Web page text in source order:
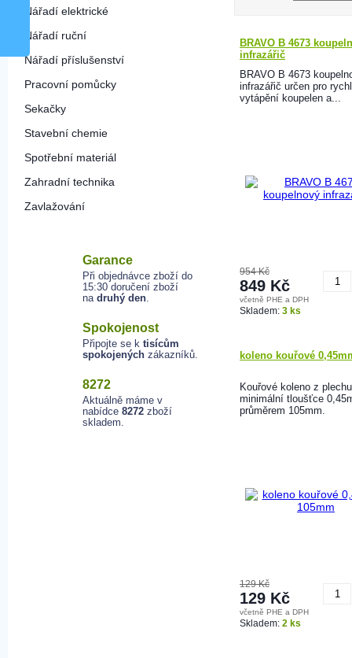
Nářadí elektrické
Nářadí ruční
Nářadí příslušenství
Pracovní pomůcky
Sekačky
Stavební chemie
Spotřební materiál
Zahradní technika
Zavlažování
Garance
Při objednávce zboží do
15:30 doručení zboží
na druhý den.
Spokojenost
Připojte se k tisícům
spokojených zákazníků.
8272
Aktuálně máme v
nabídce 8272 zboží
skladem.
BRAVO B 4673
infrazářič
BRAVO B 4673
infrazářič určen pro
vytápění koupelen a...
954 Kč
849 Kč
včetně PHE a DPH
Skladem: 3 ks
koleno kouřové
Kouřové koleno z
minimální tloušťce
průměrem 105mm.
129 Kč
129 Kč
včetně PHE a DPH
Skladem: 2 ks